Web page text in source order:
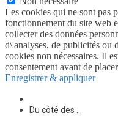
Les cookies qui ne sont pas
fonctionnement du site web
collecter des données
d\'analyses, de publicités ou
cookies non nécessaires. Il
consentement avant de
Enregistrer & appliquer
Du côté des …